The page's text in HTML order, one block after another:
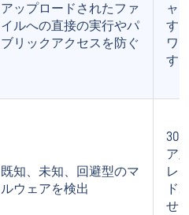
アップロードされたファ
イルへの直接の実行やパ
ブリックアクセスを防ぐ
ャ
す
ワ
す
既知、未知、回避型のマ
ルウェアを検出
30
ア
レ
ド
せ